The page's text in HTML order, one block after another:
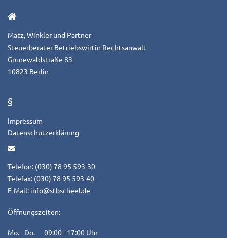
Matz, Winkler und Partner
Steuerberater Betriebswirtin Rechtsanwalt
Grunewaldstraße 83
10823 Berlin
§
Impressum
Datenschutzerklärung
Telefon: (030) 78 95 593-30
Telefax: (030) 78 95 593-40
E-Mail: info@stbscheel.de
Öffnungszeiten:
Mo. - Do. 09:00 - 17:00 Uhr